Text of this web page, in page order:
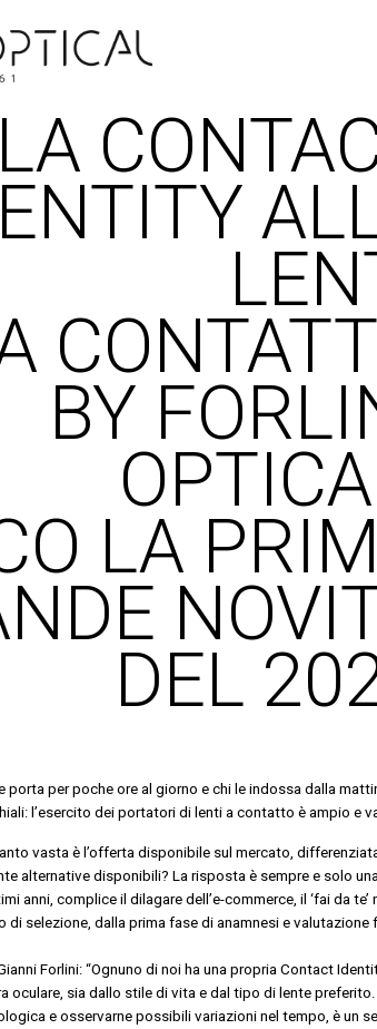
BY
LA
DEL
porta per poche ore al giorno e chi le indossa dalla
l’esercito dei portatori di lenti a contatto è ampio e
vasta è l’offerta disponibile sul mercato,
alternative disponibili? La risposta è sempre e solo
anni, complice il dilagare dell’e-commerce, il ‘fai da
di selezione, dalla prima fase di anamnesi e
Forlini: “Ognuno di noi ha una propria Contact
oculare, sia dallo stile di vita e dal tipo di lente
e osservarne possibili variazioni nel tempo, è un